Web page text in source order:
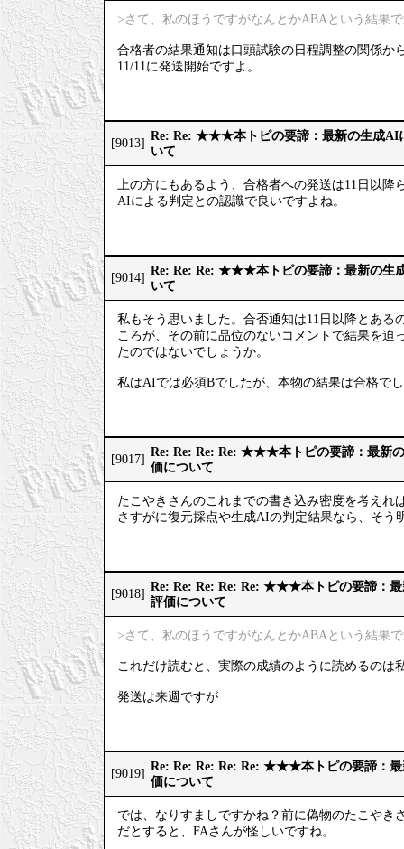
>さて、私のほうですがなんとかABAという結果
合格者の結果通知は口頭試験の日程調整の関係か
11/11に発送開始ですよ。
[9013]
Re: Re: ★★★本トピの要諦：最新の生成AI
いて
上の方にもあるよう、合格者への発送は11日以
AIによる判定との認識で良いですよね。
[9014]
Re: Re: Re: ★★★本トピの要諦：最新の生
いて
私もそう思いました。合否通知は11日以降とあ
ころが、その前に品位のないコメントで結果を
たのではないでしょうか。
私はAIでは必須Bでしたが、本物の結果は合格で
[9017]
Re: Re: Re: Re: ★★★本トピの要諦：最新
価について
たこやきさんのこれまでの書き込み密度を考えれ
さすがに復元採点や生成AIの判定結果なら、そう
[9018]
Re: Re: Re: Re: Re: ★★★本トピの要諦：最
評価について
>さて、私のほうですがなんとかABAという結果
これだけ読むと、実際の成績のように読めるのは
発送は来週ですが
[9019]
Re: Re: Re: Re: Re: ★★★本トピの要諦：最
価について
では、なりすましですかね？前に偽物のたこやき
だとすると、FAさんが怪しいですね。